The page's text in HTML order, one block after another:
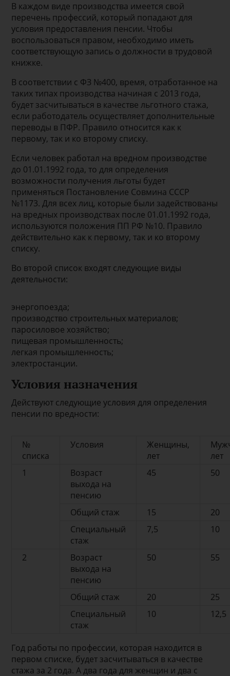
В каждом виде производства имеется свой
перечень профессий, который попадают для
условия предоставления пенсии. Чтобы
воспользоваться правом, необходимо иметь
соответствующую запись о должности в трудовой
книжке.
В соответствии с ФЗ №400, время, отработанное на
таких типах производства начиная с 2013 года,
будет засчитываться в качестве льготного стажа,
если работодатель осуществляет дополнительные
переводы в ПФР. Правило относится как к
первому, так и ко второму списку.
Если человек работал на вредном производстве
до 01.01.1992 года, то для определения
возможности получения льготы будет
применяться Постановление Совмина СССР
№1173. Для всех лиц, которые были задействованы
на вредных производствах после 01.01.1992 года,
используются положения ПП РФ №10. Правило
действительно как к первому, так и ко второму
списку.
Во второй список входят следующие виды
деятельности:
энергопоезда;
производство строительных материалов;
паросиловое хозяйство;
пищевая промышленность;
легкая промышленность;
электростанции.
Условия назначения
Действуют следующие условия для определения
пенсии по вредности:
№
списка
Условия
Женщины,
лет
лет
1
Возраст
выхода на
пенсию
45 50
Общий стаж 15
20
Специальный
стаж
7,5 10
2
Возраст
выхода на
пенсию
50 55
Общий стаж 20
25
Специальный
стаж
10 12,5
Год работы по профессии, которая находится в
первом списке, будет засчитываться в качестве
стажа за 2 года. А два года для женщин и два с